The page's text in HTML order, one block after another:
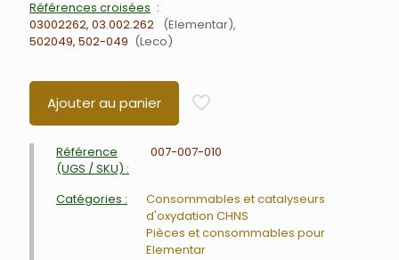
Références croisées
03002262, 03.002.262
Elementar
502049, 502-049
Leco
Ajouter au panier
Référence
(UGS / SKU) :
007-007-010
Catégories :
Consommables et catalyseurs
d'oxydation CHNS
Pièces et consommables pour
Elementar